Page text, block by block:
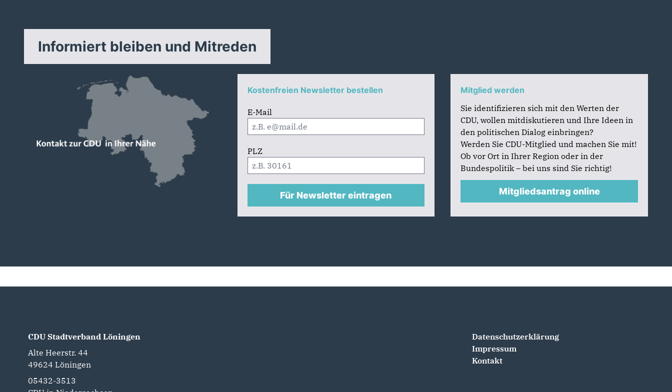
Informiert bleiben und Mitreden
Kostenfreien Newsletter bestellen
E-Mail
PLZ
Für Newsletter eintragen
Mitglied werden
Sie identifizieren sich mit den Werten der
CDU, wollen mitdiskutieren und Ihre Ideen in
den politischen Dialog einbringen?
Werden Sie CDU-Mitglied und machen Sie mit!
Ob vor Ort in Ihrer Region oder in der
Bundespolitik – bei uns sind Sie richtig!
Mitgliedsantrag online
CDU Stadtverband Löningen
Alte Heerstr. 44
49624 Löningen
05432-3513
Datenschutzerklärung
Impressum
Kontakt